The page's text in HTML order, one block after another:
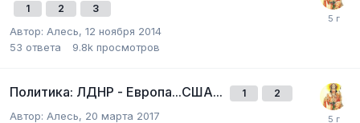
1 2 3
Автор: Алесь, 12 ноября 2014
53 ответа 9.8k просмотров
Политика: ЛДНР - Европа...США... 1 2
Автор: Алесь, 20 марта 2017